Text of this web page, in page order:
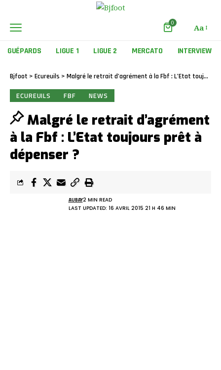
0 Aa
GUÉPARDS LIGUE 1 LIGUE 2 MERCATO INTERVIEW
Bjfoot > Ecureuils > Malgré le retrait d’agrément à la Fbf : L’Etat toujours prêt à dépenser ?
ECUREUILS FBF NEWS
Malgré le retrait d’agrément
à la Fbf : L’Etat toujours prêt à
dépenser ?
LAST UPDATED: 16 AVRIL 2015 21 H 46 MIN
AUBAY2 MIN READ